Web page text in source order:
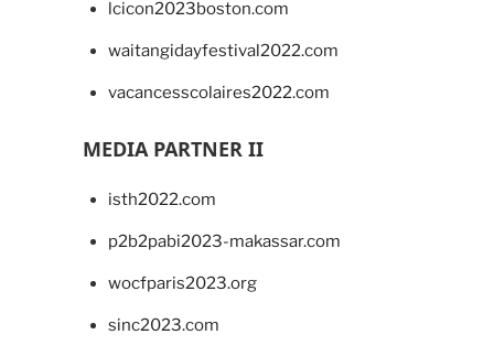
lcicon2023boston.com
waitangidayfestival2022.com
vacancesscolaires2022.com
MEDIA PARTNER II
isth2022.com
p2b2pabi2023-makassar.com
wocfparis2023.org
sinc2023.com